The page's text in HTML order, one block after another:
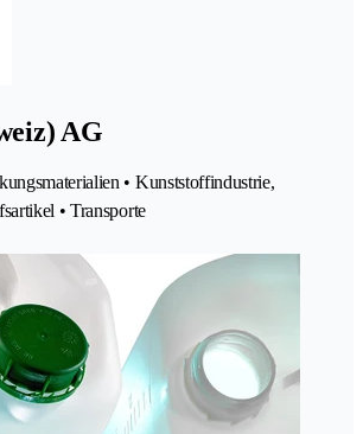
AG
• Kunststoffindustrie,
• Transporte